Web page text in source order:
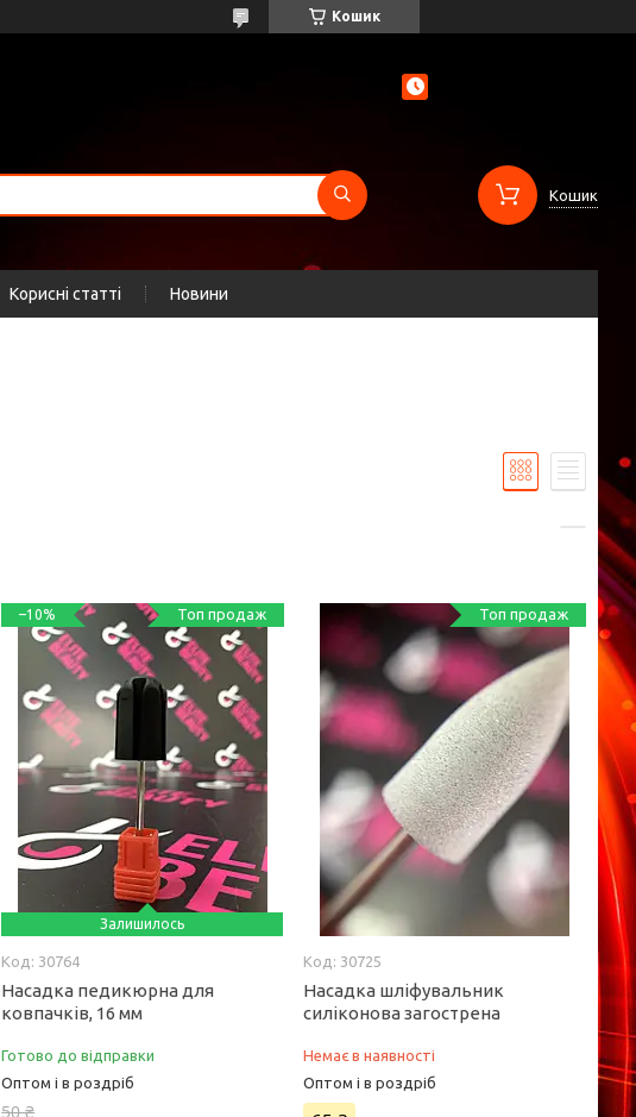
Кошик
Кошик
Корисні статті Новини
–10%
Залишилось
Топ продаж
30764
Насадка педикюрна для
ковпачків, 16 мм
Готово до відправки
Оптом і в роздріб
50 ₴
Топ продаж
30725
Насадка шліфувальник
силіконова загострена
Немає в наявності
Оптом і в роздріб